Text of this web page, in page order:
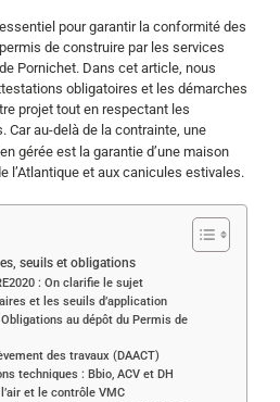
pour garantir la conformité des
de construire par les services
Pornichet. Dans cet article, nous
obligatoires et les démarches
projet tout en respectant les
Car au-delà de la contrainte, une
gérée est la garantie d’une maison
l’Atlantique et aux canicules estivales.
seuils et obligations
: On clarifie le sujet
et les seuils d’application
au dépôt du Permis de
des travaux (DAACT)
techniques : Bbio, ACV et DH
et le contrôle VMC